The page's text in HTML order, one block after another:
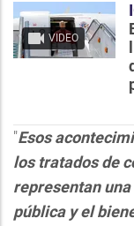
VIDEO
"Esos
los tratados de
representan
pública y el